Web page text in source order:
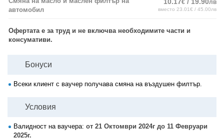
автомобил
€ лв
вместо 23.01€ / 45.00лв
Офертата е за труд и не включва необходимите части и
консумативи.
Бонуси
Всеки клиент с ваучер получава смяна на въздушен филтър.
Условия
Валидност на ваучера: от 21 Октомври 2024г до 11 Февруари
2025г.